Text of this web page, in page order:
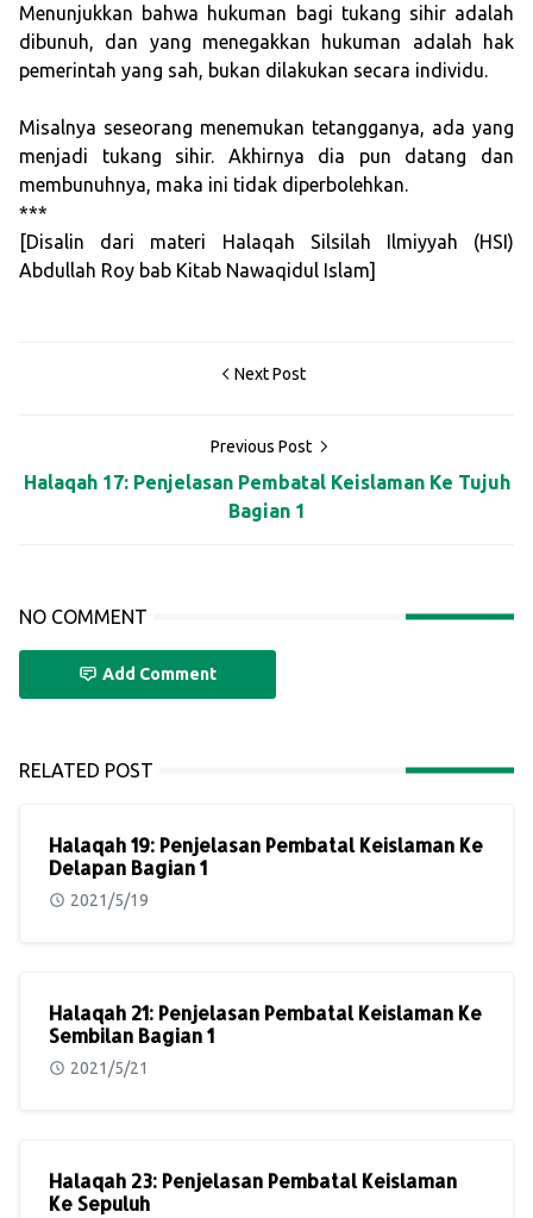
Menunjukkan bahwa hukuman bagi tukang sihir adalah
dibunuh, dan yang menegakkan hukuman adalah hak
pemerintah yang sah, bukan dilakukan secara individu.
Misalnya seseorang menemukan tetangganya, ada yang
menjadi tukang sihir. Akhirnya dia pun datang dan
membunuhnya, maka ini tidak diperbolehkan.
***
[Disalin dari materi Halaqah Silsilah Ilmiyyah (HSI)
Abdullah Roy bab Kitab Nawaqidul Islam]
Next Post
Previous Post
Halaqah 17: Penjelasan Pembatal Keislaman Ke Tujuh
Bagian 1
NO COMMENT
Add Comment
RELATED POST
Halaqah 19: Penjelasan Pembatal Keislaman Ke
Delapan Bagian 1
2021/5/19
Halaqah 21: Penjelasan Pembatal Keislaman Ke
Sembilan Bagian 1
2021/5/21
Halaqah 23: Penjelasan Pembatal Keislaman
Ke Sepuluh